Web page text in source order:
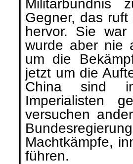
Militärbündnis
Gegner, das
hervor. Sie
wurde aber nie
um die
jetzt um die
China sind
Imperialisten
versuchen
Machtkämpfe,
führen.